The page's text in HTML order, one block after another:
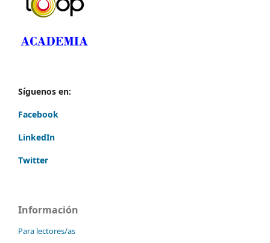
Síguenos en:
Facebook
LinkedIn
Twitter
Información
Para lectores/as